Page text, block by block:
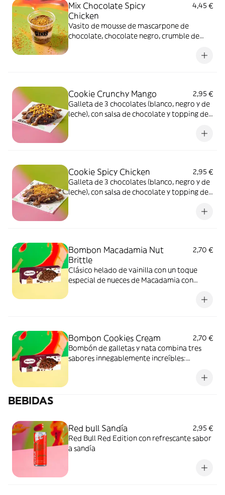
Mix Chocolate Spicy
Chicken
4,45 €
Vasito de mousse de mascarpone de
chocolate, chocolate negro, crumble de
Cookie Crunchy Mango
2,95 €
Galleta de 3 chocolates (blanco, negro y de
leche), con salsa de chocolate y topping de
Cookie Spicy Chicken
2,95 €
Galleta de 3 chocolates (blanco, negro y de
leche), con salsa de chocolate y topping de
Bombon Macadamia Nut
Brittle
2,70 €
Clásico helado de vainilla con un toque
especial de nueces de Macadamia con
Bombon Cookies Cream
2,70 €
Bombón de galletas y nata combina tres
sabores innegablemente increíbles:
BEBIDAS
Red bull Sandía
2,95 €
Red Bull Red Edition con refrescante sabor
a sandía